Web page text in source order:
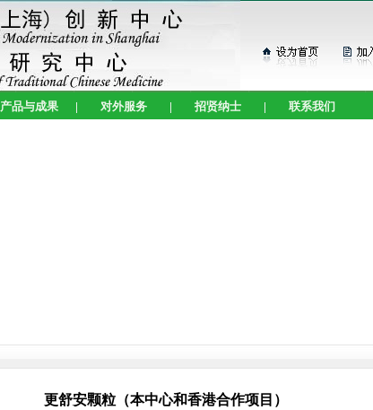
产品与成果 | 对外服务 | 招贤纳士 | 联系我们
更舒安颗粒（本中心和香港合作项目）